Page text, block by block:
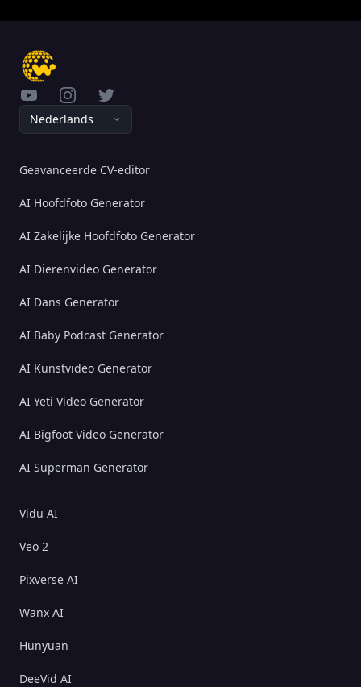
YouTubeInstagramTwitter
Nederlands
Geavanceerde CV-editor
AI Hoofdfoto Generator
AI Zakelijke Hoofdfoto Generator
AI Dierenvideo Generator
AI Dans Generator
AI Baby Podcast Generator
AI Kunstvideo Generator
AI Yeti Video Generator
AI Bigfoot Video Generator
AI Superman Generator
Vidu AI
Veo 2
Pixverse AI
Wanx AI
Hunyuan
DeeVid AI